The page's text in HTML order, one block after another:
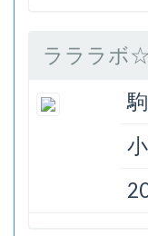
ラララボ